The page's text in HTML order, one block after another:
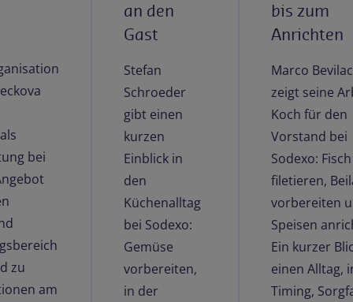
bei
zu
am
an den
Gast
Stefan
Schroeder
gibt einen
kurzen
Einblick in
den
Küchenalltag
bei Sodexo:
Gemüse
vorbereiten,
in der
bis zum
Anrichten
Marco
zeigt seine
Koch für den
Vorstand bei
Sodexo: Fisch
filetieren,
vorbereiten
Speisen
Ein kurzer
einen Alltag,
Timing,